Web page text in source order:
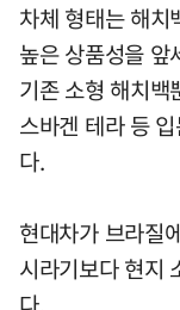
차체 형태는 해치
높은 상품성을 앞
기존 소형 해치백
스바겐 테라 등
다.
현대차가 브라질
시라기보다 현지